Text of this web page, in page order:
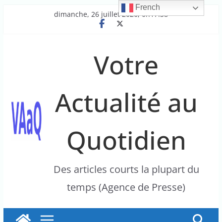
dimanche, 26 juillet 2026, 0h17:38
Votre
Actualité au
Quotidien
Des articles courts la plupart du
temps (Agence de Presse)
French